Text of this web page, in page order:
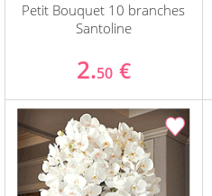
Petit Bouquet 10 branches
Santoline
2.50 €